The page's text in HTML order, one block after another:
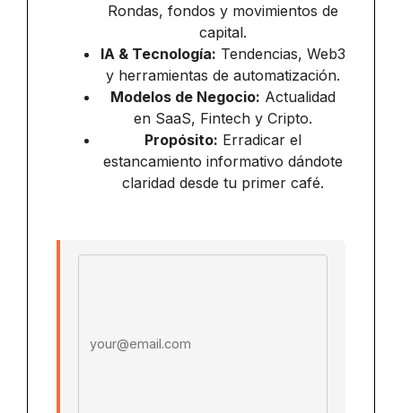
Rondas, fondos y movimientos de
capital.
IA & Tecnología: Tendencias, Web3
y herramientas de automatización.
Modelos de Negocio: Actualidad
en SaaS, Fintech y Cripto.
Propósito: Erradicar el
estancamiento informativo dándote
claridad desde tu primer café.